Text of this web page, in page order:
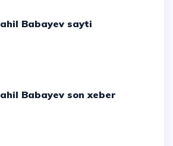
Sahil Babayev sayti
Sahil Babayev son xeber